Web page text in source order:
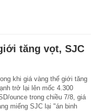
tăng vọt, SJC
khi giá vàng thế giới tăng
trở lại lên mốc 4.300
ounce trong chiều 7/8, giá
miếng SJC lại "án binh